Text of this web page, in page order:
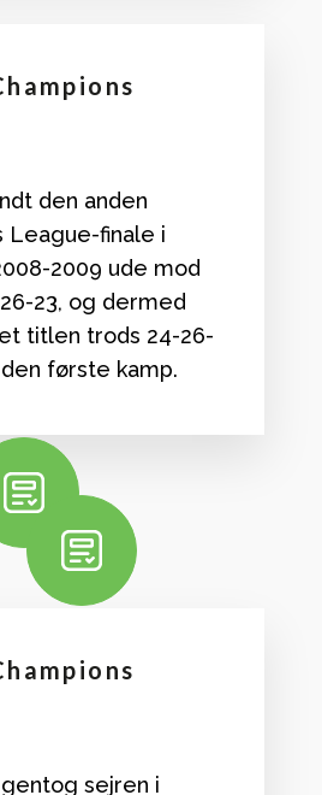
den anden
League-finale i
2009 ude mod
23, og dermed
titlen trods 24-26-
første kamp.
sejren i